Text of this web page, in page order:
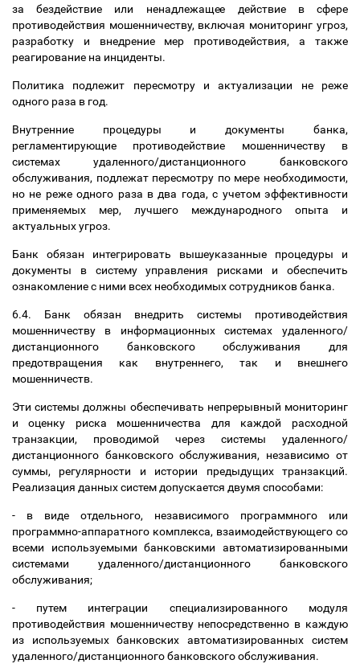
за бездействие или ненадлежащее действие в сфере
противодействия мошенничеству, включая мониторинг угроз,
разработку и внедрение мер противодействия, а также
реагирование на инциденты.
Политика подлежит пересмотру и актуализации не реже
одного раза в год.
Внутренние процедуры и документы банка,
регламентирующие противодействие мошенничеству в
системах удаленного/дистанционного банковского
обслуживания, подлежат пересмотру по мере необходимости,
но не реже одного раза в два года, с учетом эффективности
применяемых мер, лучшего международного опыта и
актуальных угроз.
Банк обязан интегрировать вышеуказанные процедуры и
документы в систему управления рисками и обеспечить
ознакомление с ними всех необходимых сотрудников банка.
6.4. Банк обязан внедрить системы противодействия
мошенничеству в информационных системах удаленного/
дистанционного банковского обслуживания для
предотвращения как внутреннего, так и внешнего
мошенничеств.
Эти системы должны обеспечивать непрерывный мониторинг
и оценку риска мошенничества для каждой расходной
транзакции, проводимой через системы удаленного/
дистанционного банковского обслуживания, независимо от
суммы, регулярности и истории предыдущих транзакций.
Реализация данных систем допускается двумя способами:
- в виде отдельного, независимого программного или
программно-аппаратного комплекса, взаимодействующего со
всеми используемыми банковскими автоматизированными
системами удаленного/дистанционного банковского
обслуживания;
- путем интеграции специализированного модуля
противодействия мошенничеству непосредственно в каждую
из используемых банковских автоматизированных систем
удаленного/дистанционного банковского обслуживания.